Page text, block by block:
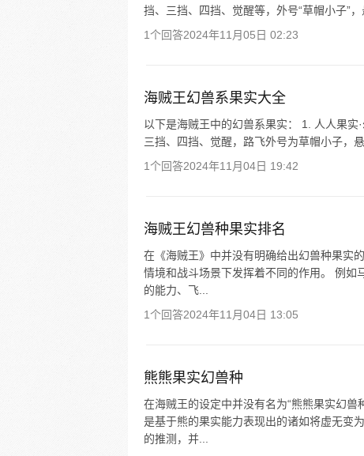
挡、三挡、四挡、觉醒等，外号“草帽小子”
1个回答2024年11月05日 02:23
海贼王幻兽系果实大全
以下是海贼王中的幻兽系果实： 1. 人人果实
三挡、四挡、觉醒，路飞外号为草帽小子，
1个回答2024年11月04日 19:42
海贼王幻兽种果实排名
在《海贼王》中并没有明确给出幻兽种果实
情境和战斗场景下发挥着不同的作用。 例
的能力、飞...
1个回答2024年11月04日 13:05
熊熊果实幻兽种
在海贼王的设定中并没有名为“熊熊果实幻
是基于熊的果实能力表现出的诸如将虚无变
的推测，并...